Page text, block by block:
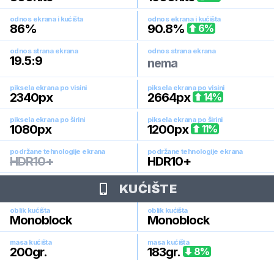
odnos ekrana i kućišta
86%
odnos ekrana i kućišta
90.8% 6%
odnos strana ekrana
19.5:9
odnos strana ekrana
nema
piksela ekrana po visini
2340px
piksela ekrana po visini
2664px 14%
piksela ekrana po širini
1080px
piksela ekrana po širini
1200px 11%
podržane tehnologije ekrana
HDR10+
podržane tehnologije ekrana
HDR10+
KUĆIŠTE
oblik kućišta
Monoblock
oblik kućišta
Monoblock
masa kućišta
200gr.
masa kućišta
183gr. 8%